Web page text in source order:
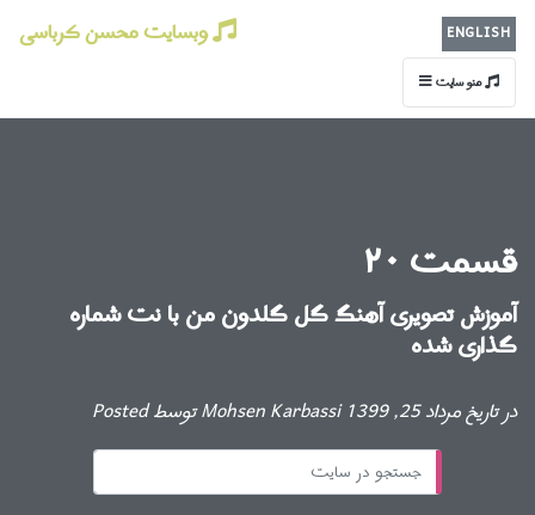
ENGLISH وبسایت محسن کرباسی
منو سایت
قسمت ۲۰
آموزش تصویری آهنگ گل گلدون من با نت شماره
گذاری شده
Posted توسط Mohsen Karbassi در تاریخ مرداد 25, 1399